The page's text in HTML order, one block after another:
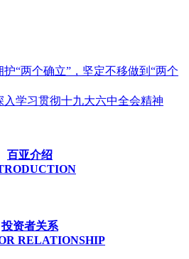
护“两个确立”，坚定不移做到“两个
入学习贯彻十九大六中全会精神
百亚介绍
投资者关系
RELATIONSHIP